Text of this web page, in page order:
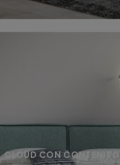
CLOUD CON